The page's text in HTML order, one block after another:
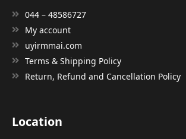
044 – 48586727
My account
uyirmmai.com
Terms & Shipping Policy
Return, Refund and Cancellation Policy
Location